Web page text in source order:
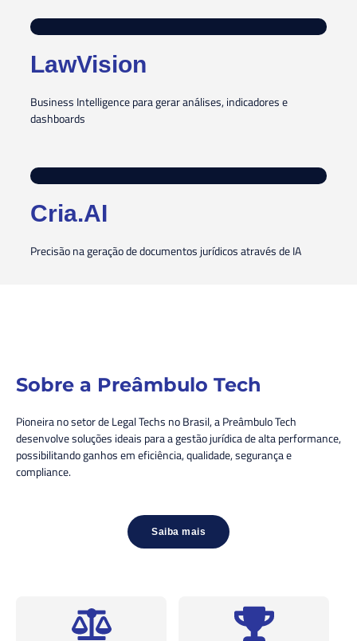
LawVision
Business Intelligence para gerar análises, indicadores e
dashboards
Cria.AI
Precisão na geração de documentos jurídicos através de IA
Sobre a Preâmbulo Tech
Pioneira no setor de Legal Techs no Brasil, a Preâmbulo Tech
desenvolve soluções ideais para a gestão jurídica de alta performance,
possibilitando ganhos em eficiência, qualidade, segurança e
compliance.
Saiba mais